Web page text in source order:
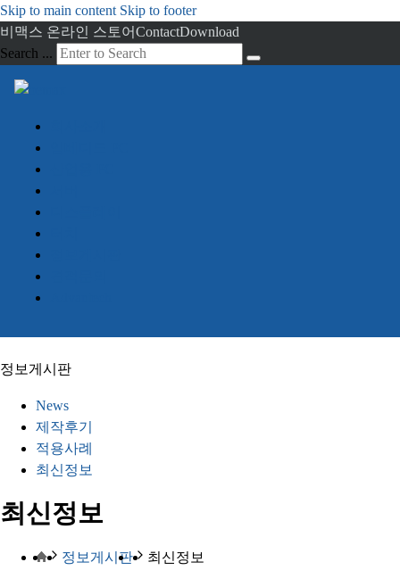
Skip to main content Skip to footer
비맥스 온라인 스토어ContactDownload
Search ...
정보게시판
News
제작후기
적용사례
최신정보
최신정보
정보게시판 최신정보